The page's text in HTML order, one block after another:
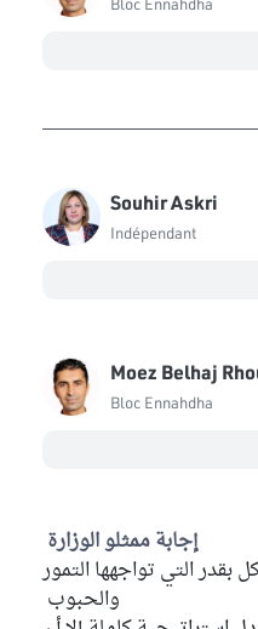
Souhir Askri
Indépendant
Moez Belhaj
Bloc Ennahdha
إجابة ممثلو الوزارة
بقدر التي تواجهها التمور
والحبوب